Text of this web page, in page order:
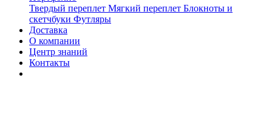
Твердый переплет Мягкий переплет Блокноты и
скетчбуки Футляры
Доставка
О компании
Центр знаний
Контакты